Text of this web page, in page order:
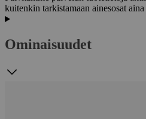
kuitenkin tarkistamaan ainesosat
Ominaisuudet